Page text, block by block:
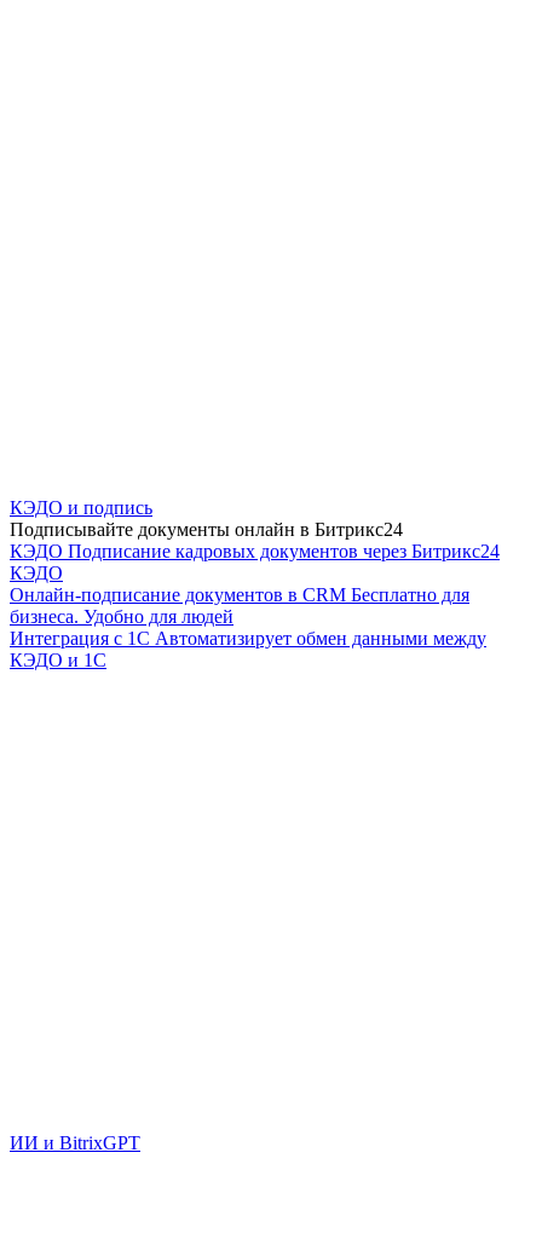
КЭДО и подпись
Подписывайте документы онлайн в Битрикс24
КЭДО Подписание кадровых документов через Битрикс24
КЭДО
Онлайн-подписание документов в CRM Бесплатно для
бизнеса. Удобно для людей
Интеграция с 1С Автоматизирует обмен данными между
КЭДО и 1С
ИИ и BitrixGPT